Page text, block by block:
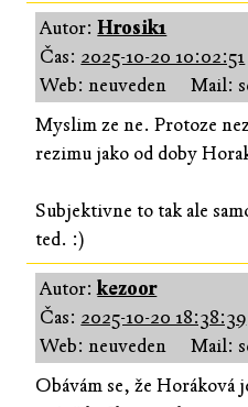
Autor:Hrosik1
Čas: 2025-10-20 10:02:51
Web: neuveden
Mail:
Myslim ze ne. Protoze
rezimu jako od doby
Subjektivne to tak ale
ted. :)
Autor:kezoor
Čas: 2025-10-20 18:38:39
Web: neuveden
Mail:
Obávám se, že Horáková